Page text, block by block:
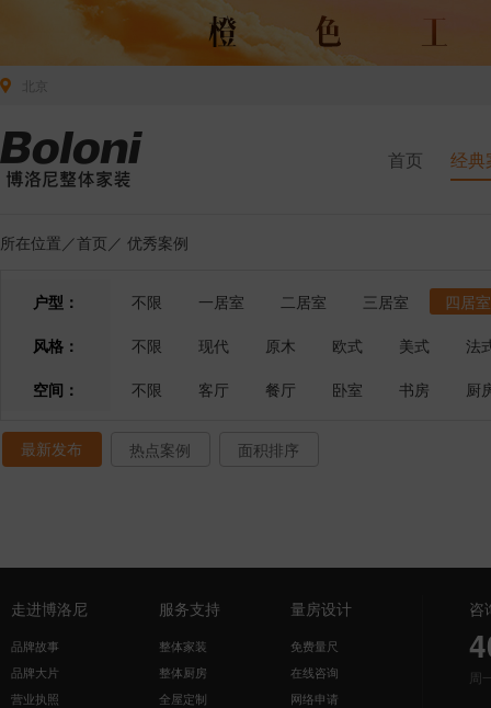
首页 经典
所在位置／首页 ／ 优秀案例
户型： 不限 一居室 二居室 三居室
四居室
风格：
不限 现代 原木 欧式 美式
法
空间：
不限 客厅 餐厅 卧室 书房 厨
最新发布 热点案例 面积排序
走进博洛尼
品牌故事
品牌大片
营业执照
服务支持
整体家装
整体厨房
全屋定制
量房设计
免费量尺
在线咨询
网络申请
咨
周